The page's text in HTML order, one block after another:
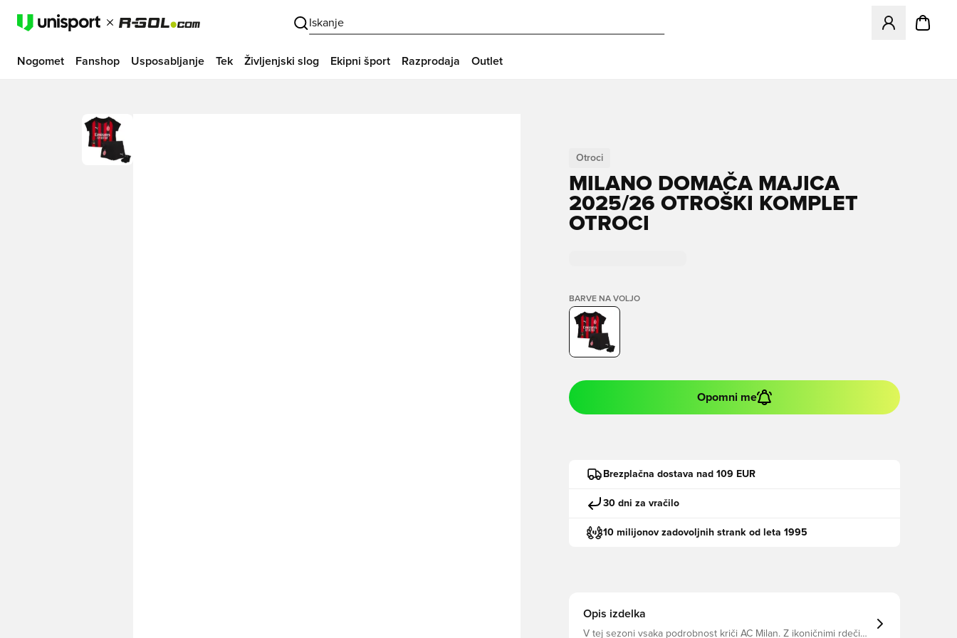
Iskanje
Odpre Modal
Nogomet Fanshop Usposabljanje Tek Življenjski slog Ekipni šport Razprodaja Outlet
Otroci
MILANO DOMAČA MAJICA
2025/26 OTROŠKI KOMPLET
OTROCI
BARVE NA VOLJO
Opomni me
Brezplačna dostava nad 109 EUR
30 dni za vračilo
10 milijonov zadovoljnih strank od leta 1995
Opis izdelka
V tej sezoni vsaka podrobnost kriči AC Milan. Z ikoničnimi rdečimi